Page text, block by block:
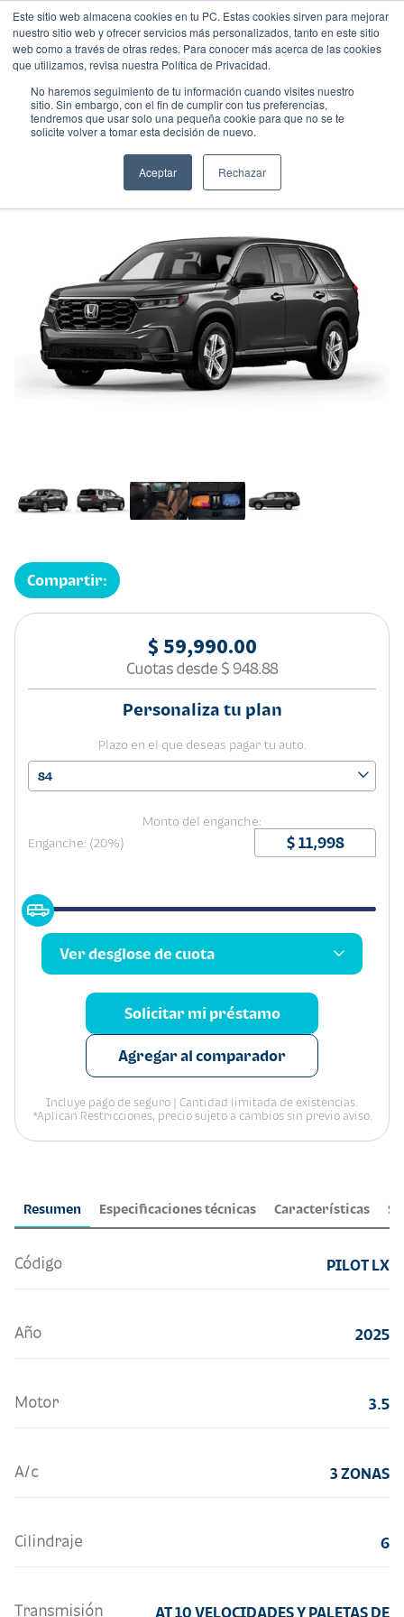
Este sitio web almacena cookies en tu PC. Estas cookies sirven para mejorar
nuestro sitio web y ofrecer servicios más personalizados, tanto en este sitio
web como a través de otras redes. Para conocer más acerca de las cookies
que utilizamos, revisa nuestra Política de Privacidad.
No haremos seguimiento de tu información cuando visites nuestro
sitio. Sin embargo, con el fin de cumplir con tus preferencias,
tendremos que usar solo una pequeña cookie para que no se te
solicite volver a tomar esta decisión de nuevo.
Aceptar Rechazar
HONDA PILOT LX
Gasolina
Resumen Especificaciones técnicas Características
Código PILOT LX
Año 2025
Motor 3.5
A/c 3 ZONAS
Cilindraje 6
Transmisión AT 10 VELOCIDADES Y PALETAS DE
Compartir:
$ 59,990.00
Cuotas desde $ 948.88
Personaliza tu plan
Plazo en el que deseas pagar tu auto.
84
Monto del enganche:
Enganche: (20%)
Ver desglose de cuota
Solicitar mi préstamo
Agregar al comparador
Incluye pago de seguro | Cantidad limitada de existencias.
*Aplican Restricciones, precio sujeto a cambios sin previo aviso.